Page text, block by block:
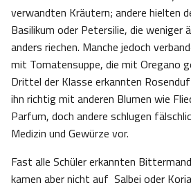
verwandten Kräutern; andere hielten
Basilikum oder Petersilie, die weniger
anders riechen. Manche jedoch
mit Tomatensuppe, die mit Oregano
Drittel der Klasse erkannten
ihn richtig mit anderen Blumen wie
Parfum, doch andere schlugen
Medizin und Gewürze vor.
Fast alle Schüler erkannten
kamen aber nicht auf Salbei oder